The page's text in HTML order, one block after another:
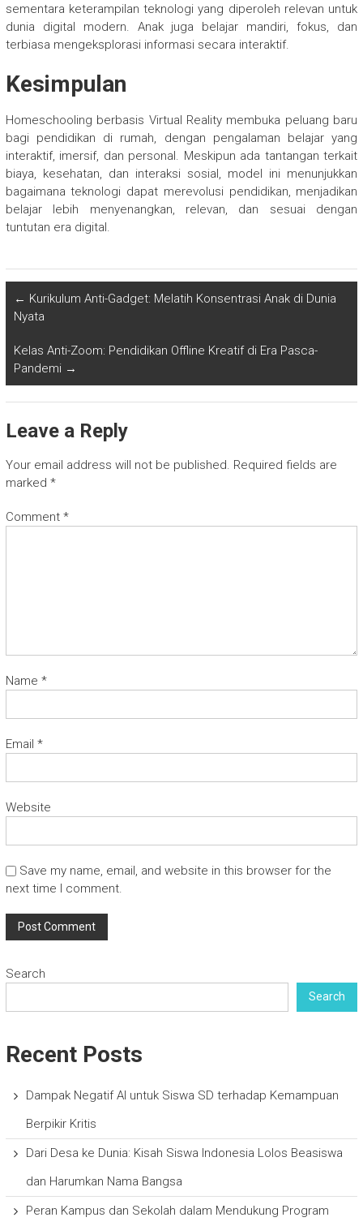
sementara keterampilan teknologi yang diperoleh relevan untuk
dunia digital modern. Anak juga belajar mandiri, fokus, dan
terbiasa mengeksplorasi informasi secara interaktif.
Kesimpulan
Homeschooling berbasis Virtual Reality membuka peluang baru
bagi pendidikan di rumah, dengan pengalaman belajar yang
interaktif, imersif, dan personal. Meskipun ada tantangan terkait
biaya, kesehatan, dan interaksi sosial, model ini menunjukkan
bagaimana teknologi dapat merevolusi pendidikan, menjadikan
belajar lebih menyenangkan, relevan, dan sesuai dengan
tuntutan era digital.
← Kurikulum Anti-Gadget: Melatih Konsentrasi Anak di Dunia
Nyata
Kelas Anti-Zoom: Pendidikan Offline Kreatif di Era Pasca-
Pandemi →
Leave a Reply
Your email address will not be published. Required fields are
marked *
Comment *
Name *
Email *
Website
Save my name, email, and website in this browser for the
next time I comment.
Search
Search
Recent Posts
Dampak Negatif AI untuk Siswa SD terhadap Kemampuan
Berpikir Kritis
Dari Desa ke Dunia: Kisah Siswa Indonesia Lolos Beasiswa
dan Harumkan Nama Bangsa
Peran Kampus dan Sekolah dalam Mendukung Program